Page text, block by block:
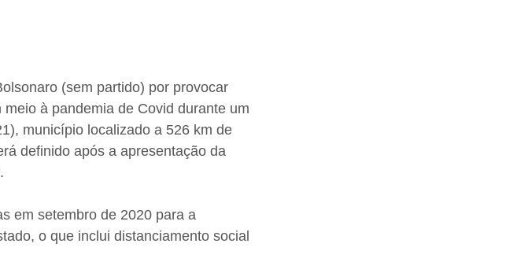
(sem partido) por provocar
à pandemia de Covid durante um
município localizado a 526 km de
definido após a apresentação da
em setembro de 2020 para a
o que inclui distanciamento social